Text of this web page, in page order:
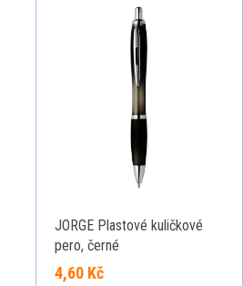
JORGE Plastové kuličkové
pero, černé
4,60 Kč